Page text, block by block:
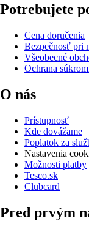
Potrebujete
Cena doručenia
Bezpečnosť pri
Všeobecné
Ochrana
O nás
Prístupnosť
Kde dovážame
Poplatok za
Nastavenia
Možnosti platby
Tesco.sk
Clubcard
Pred prvým